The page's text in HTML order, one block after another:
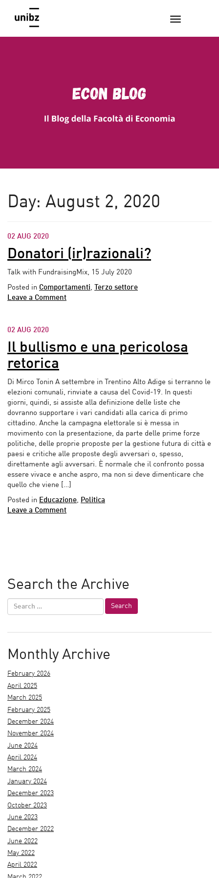
EconBlog
Bozen-Bolzano
Day: August 2, 2020
02 AUG 2020
Donatori (ir)razionali?
Talk with FundraisingMix, 15 July 2020
Posted in Comportamenti,
Terzo settore
Leave a Comment
02 AUG 2020
Il bullismo e una pericolosa
retorica
Di Mirco Tonin A settembre in Trentino Alto Adige si terranno le
elezioni comunali, rinviate a causa del Covid-19. In questi
giorni, quindi, si assiste alla definizione delle liste che
dovranno supportare i vari candidati alla carica di primo
cittadino. Anche la campagna elettorale si è messa in
movimento con la presentazione, da parte delle prime forze
politiche, delle proprie proposte per la gestione futura di città e
paesi e critiche alle proposte degli avversari o, spesso,
direttamente agli avversari. È normale che il confronto possa
essere vivace e anche aspro, ma non si deve dimenticare che
quello che viene […]
Posted in Educazione, Politica
Leave a Comment
Search the Archive
Monthly Archive
February 2026
April 2025
March 2025
February 2025
December 2024
November 2024
June 2024
April 2024
March 2024
January 2024
December 2023
October 2023
June 2023
December 2022
June 2022
May 2022
April 2022